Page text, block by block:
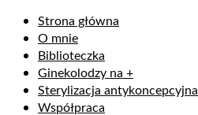
Strona główna
O mnie
Biblioteczka
Ginekolodzy na +
Sterylizacja antykoncepcyjna
Współpraca